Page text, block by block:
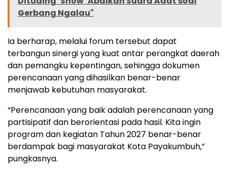
Gerbang Ngalau"
Ia berharap, melalui forum tersebut dapat
terbangun sinergi yang kuat antar perangkat daerah
dan pemangku kepentingan, sehingga dokumen
perencanaan yang dihasilkan benar-benar
menjawab kebutuhan masyarakat.
“Perencanaan yang baik adalah perencanaan yang
partisipatif dan berorientasi pada hasil. Kita ingin
program dan kegiatan Tahun 2027 benar-benar
berdampak bagi masyarakat Kota Payakumbuh,”
pungkasnya.